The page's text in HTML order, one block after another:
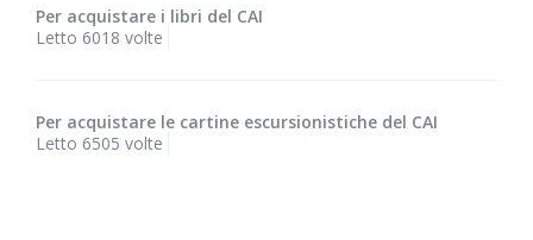
Per acquistare i libri del CAI
Letto 6018 volte
Per acquistare le cartine escursionistiche del CAI
Letto 6505 volte